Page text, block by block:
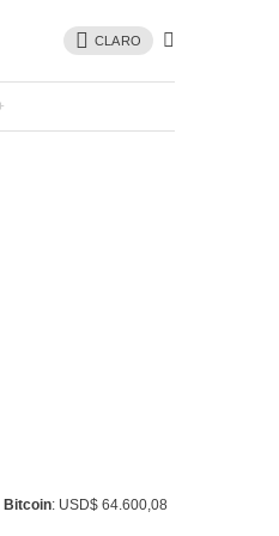
CLARO
Bitcoin: USD$ 64.600,08